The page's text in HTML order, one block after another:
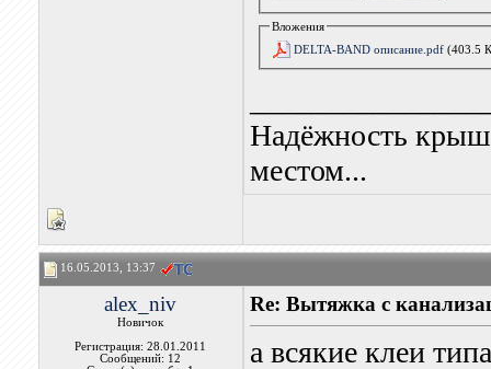
Вложения
DELTA-BAND описание.pdf (403.5
Надёжность
местом...
16.05.2013, 13:37
alex_niv
Новичок
Регистрация: 28.01.2011
Сообщений: 12
Re: Вытяжка с
а всякие клеи